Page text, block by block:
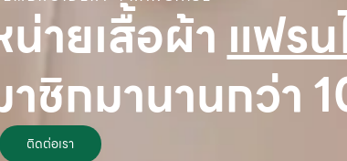
ายเสื้อผ้าแฟร
าชิกมานานกว่า
ติดต่อเรา